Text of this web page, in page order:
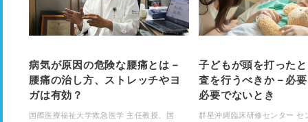
病気が原因の危険な腰痛とは－
腰痛の治し方、ストレッチやヨ
ガは有効？
国際医療福祉大学救急医学 主任教授、国
子どもが頭を打った
査を行うべきか－必
必要でないとき
群星沖縄臨床研修センター セ